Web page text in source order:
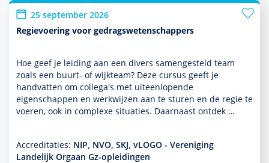
25 september 2026
Regievoering voor gedragswetenschappers
Hoe geef je leiding aan een divers samengesteld team
zoals een buurt- of wijkteam? Deze cursus geeft je
handvatten om collega's met uit­een­lopende
eigenschappen en werkwijzen aan te sturen en de regie te
voeren, ook in complexe situaties. Daarnaast ontdek …
Accreditaties: NIP, NVO, SKJ, vLOGO - Vereniging
Landelijk Orgaan Gz-opleidingen